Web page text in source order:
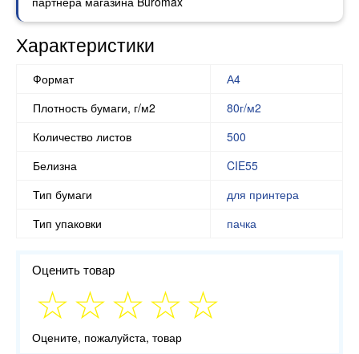
Характеристики
Формат
А4
Плотность бумаги, г/м2
80г/м2
Количество листов
500
Белизна
CIE55
Тип бумаги
для принтера
Тип упаковки
пачка
Оценить товар
Оцените, пожалуйста, товар